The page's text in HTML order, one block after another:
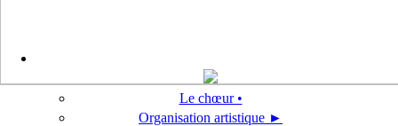
Le chœur •
Organisation artistique ►